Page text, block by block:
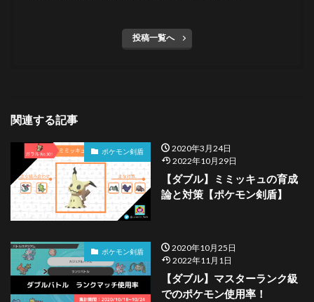
投稿一覧へ
関連する記事
ポケモン剣盾
2020年3月24日
2022年10月29日
【ダブル】ミミッキュの育成
論と対策【ポケモン剣盾】
ポケモン剣盾
2020年10月25日
2022年11月1日
【ダブル】マスターランク級
でのポケモン使用率！